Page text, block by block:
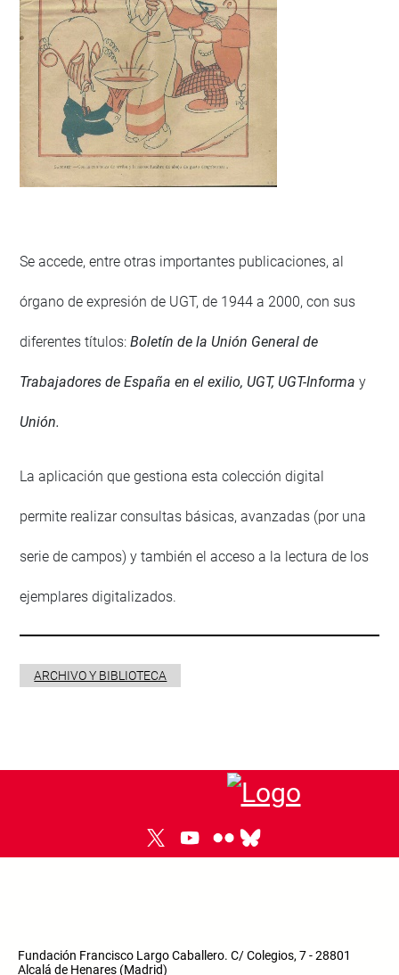
Se accede, entre otras importantes publicaciones, al
órgano de expresión de UGT, de 1944 a 2000, con sus
diferentes títulos:Boletín de la Unión General de
Trabajadores de España en el exilio, UGT, UGT-Informay
Unión.
La aplicación que gestiona esta colección digital
permite realizar consultas básicas, avanzadas (por una
serie de campos) y también el acceso a la lectura de los
ejemplares digitalizados.
ARCHIVO Y BIBLIOTECA
Fundación Francisco Largo Caballero. C/ Colegios, 7 - 28801
Alcalá de Henares (Madrid)